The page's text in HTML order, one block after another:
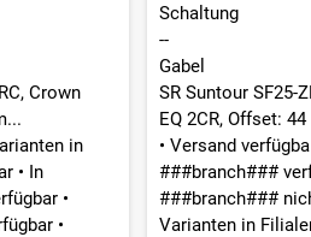
Crown
in
• In
•
•
Schaltung
--
Gabel
SR Suntour SF25-
EQ 2CR, Offset:
• Versand
###branch###
###branch###
Varianten in